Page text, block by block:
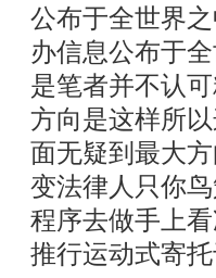
公布于全世界
办信息公布于
是笔者并不认
方向是这样所
面无疑到最大
变法律人只你
程序去做手上
推行运动式寄